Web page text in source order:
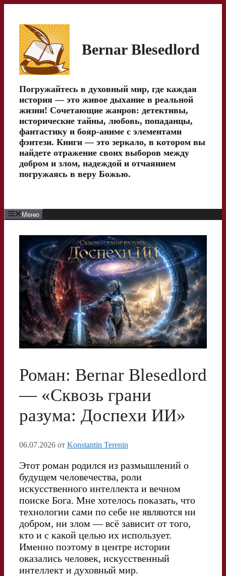
содержимому
Bernar Blesedlord
Погружайтесь в духовный мир, где каждая
история — это живое дыхание в реальной
жизни! Сочетающие жанров: детективы,
исторические тайны, любовь, попаданцы,
фантастику и бояр-аниме с элементами
фэнтези. Книги — это зеркало, в котором вы
найдете отражение своих выборов между
добром и злом, надеждой и отчаянием
погружаясь в веру Божью.
Меню
Роман: Bernar Blesedlord
— «Сквозь грани
разума: Доспехи ИИ»
06.07.2026 от Konstantin Terenin
Этот роман родился из размышлений о
будущем человечества, роли
искусственного интеллекта и вечном
поиске Бога. Мне хотелось показать, что
технологии сами по себе не являются ни
добром, ни злом — всё зависит от того,
кто и с какой целью их использует.
Именно поэтому в центре истории
оказались человек, искусственный
интеллект и духовный мир.